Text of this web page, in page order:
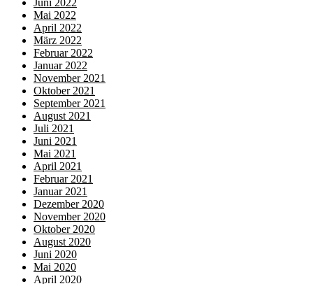
Juni 2022
Mai 2022
April 2022
März 2022
Februar 2022
Januar 2022
November 2021
Oktober 2021
September 2021
August 2021
Juli 2021
Juni 2021
Mai 2021
April 2021
Februar 2021
Januar 2021
Dezember 2020
November 2020
Oktober 2020
August 2020
Juni 2020
Mai 2020
April 2020